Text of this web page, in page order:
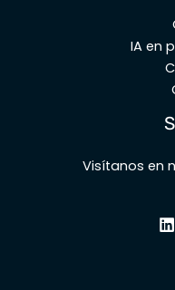
IA en
Visítanos en